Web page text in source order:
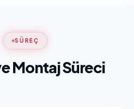
SÜREÇ
Montaj Süreci